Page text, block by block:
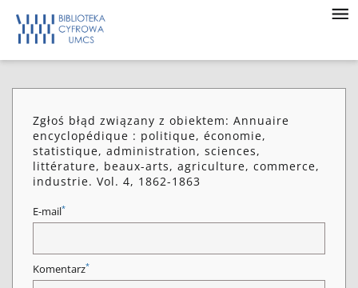
Zgłoś błąd związany z obiektem: Annuaire
encyclopédique : politique, économie,
statistique, administration, sciences,
littérature, beaux-arts, agriculture, commerce,
industrie. Vol. 4, 1862-1863
E-mail*
Komentarz*